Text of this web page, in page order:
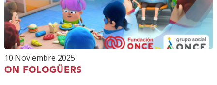
10 Noviembre 2025
ON FOLOGÜERS